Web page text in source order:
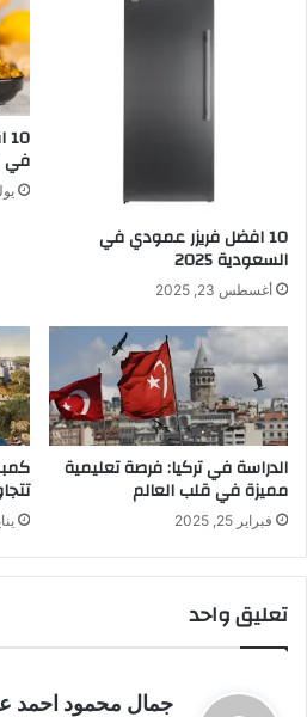
10 افضل فريزر عمودي​ في
السعودية​ 2025
أغسطس 23, 2025
في
يوليو
الدراسة في تركيا: فرصة تعليمية
مميزة في قلب العالم
فبراير 25, 2025 يناير
تعليق واحد
ي
جمال محمود احمد